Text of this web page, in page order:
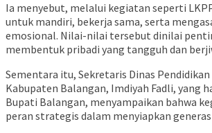
Ia menyebut, melalui kegiatan seperti
untuk mandiri, bekerja sama, serta
emosional. Nilai-nilai tersebut dinilai
membentuk pribadi yang tangguh dan
Sementara itu, Sekretaris Dinas Pendidikan
Kabupaten Balangan, Imdiyah Fadli, yang
Bupati Balangan, menyampaikan bahwa
peran strategis dalam menyiapkan